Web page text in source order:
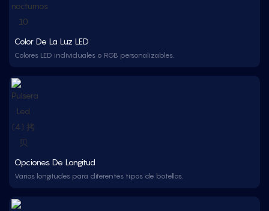
Color De La Luz LED
Colores LED individuales o RGB personalizables.
Opciones De Longitud
Varias longitudes para diferentes tipos de botellas.